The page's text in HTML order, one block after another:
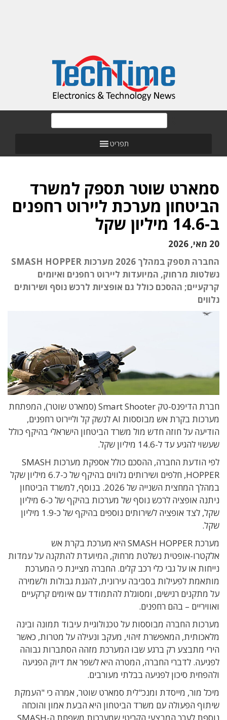
תפריט
סמארט שוטר תספק למשרד
הביטחון מערכת ליירוט רחפנים
ב-14.6 מיליון שקל
20 מאי, 2026
החברה תספק במהלך 2026 מערכות SMASH HOPPER
נשלטות מרחוק, המיועדות ליירוט רחפנים ואיומים
קרקעיים; ההסכם כולל גם אופציות לרכש נוסף ושירותים
נלווים
חברת הדיפנס-טק Smart Shooter (סמארט שוטר), המפתחת
מערכות בקרת אש מבוססות AI לנשק קל וליירוט רחפנים,
הודיעה על חוזה חדש מול משרד הביטחון הישראלי בהיקף כולל
שעשוי להגיע עד ל-14.6 מיליון שקל.
לפי הודעת החברה, ההסכם כולל אספקת מערכות SMASH
HOPPER, חלפים ושירותים נלווים בהיקף של כ-6.7 מיליון שקל
במהלך המחצית השנייה של 2026. בנוסף, למשרד הביטחון
ניתנה אופציה לרכש נוסף של מערכות בהיקף של כ-6 מיליון
שקל, לצד אופציה לשירותים נוספים בהיקף של כ-1.9 מיליון
שקל.
מערכת SMASH HOPPER היא מערכת בקרת אש
אלקטרו-אופטית נשלטת מרחוק, המיועדת להתקנה על עמדות
נייחות או על גבי כלי רכב קלים. החברה מציינת כי המערכת
מותאמת לפעילות בסביבה עירונית, להגנת גבולות ולשמירה
על מתקנים רגישים, ומסוגלת להתמודד עם איומים קרקעיים
ואוויריים – בהם רחפנים.
מערכות החברה מבוססות על טכנולוגיית עיבוד תמונה ובינה
מלאכותית, המאפשרת זיהוי, מעקב ונעילה על מטרות, כאשר
הירי מתבצע רק ברגע שבו המערכת מזהה הסתברות גבוהה
לפגיעה. לדברי החברה, המטרה היא לשפר את דיוק הפגיעה
ולהפחית סיכון לפגיעה בבלתי מעורבים.
מיכל מור, מייסדת ומנכ"לית סמארט שוטר, אמרה כי "העמקת
שיתוף הפעולה עם משרד הביטחון היא הבעת אמון והוכחה
נוספת לערך המבצעי הקריטי שמערכות משפחת ה-SMASH